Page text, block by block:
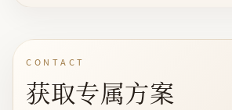
CONTACT
获取专属方案